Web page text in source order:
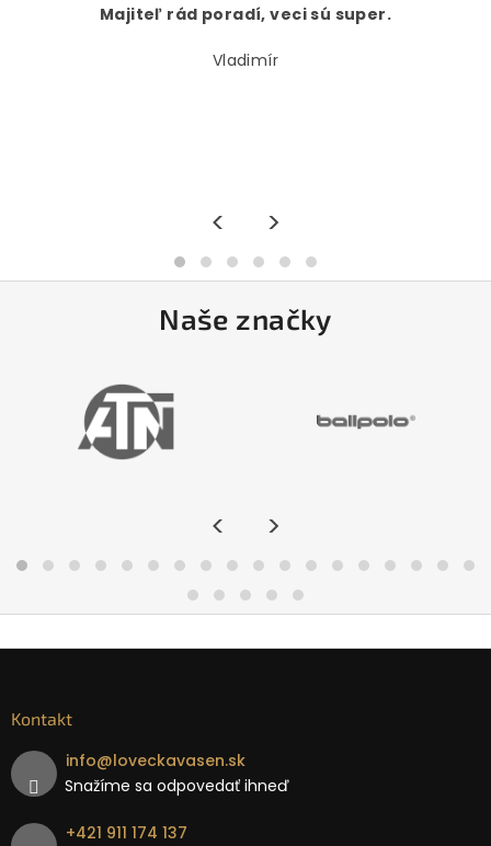
Majiteľ rád poradí, veci sú super.
Vladimír
< >
Naše značky
< >
Kontakt
info@loveckavasen.sk
Snažíme sa odpovedať ihneď
+421 911 174 137